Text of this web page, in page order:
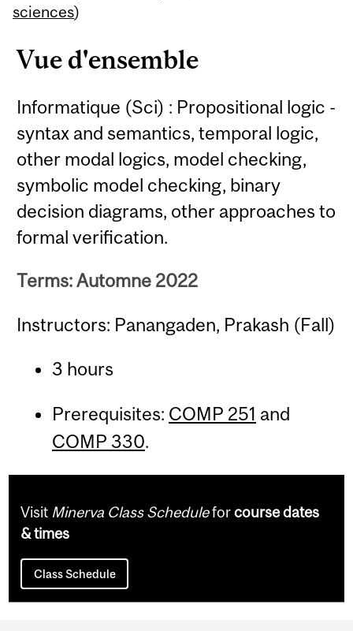
sciences)
Vue d'ensemble
Informatique (Sci) : Propositional logic -
syntax and semantics, temporal logic,
other modal logics, model checking,
symbolic model checking, binary
decision diagrams, other approaches to
formal verification.
Terms: Automne 2022
Instructors: Panangaden, Prakash (Fall)
3 hours
Prerequisites: COMP 251 and
COMP 330.
Content
Visit Minerva Class Scheduleforcourse dates
& times
Class Schedule